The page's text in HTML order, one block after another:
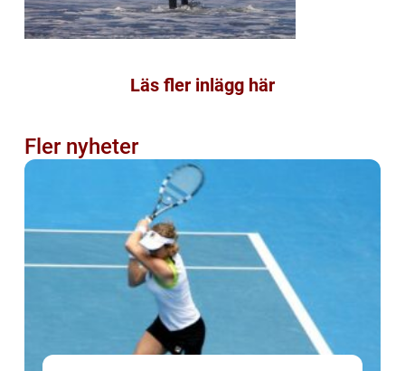
Läs fler inlägg här
Fler nyheter